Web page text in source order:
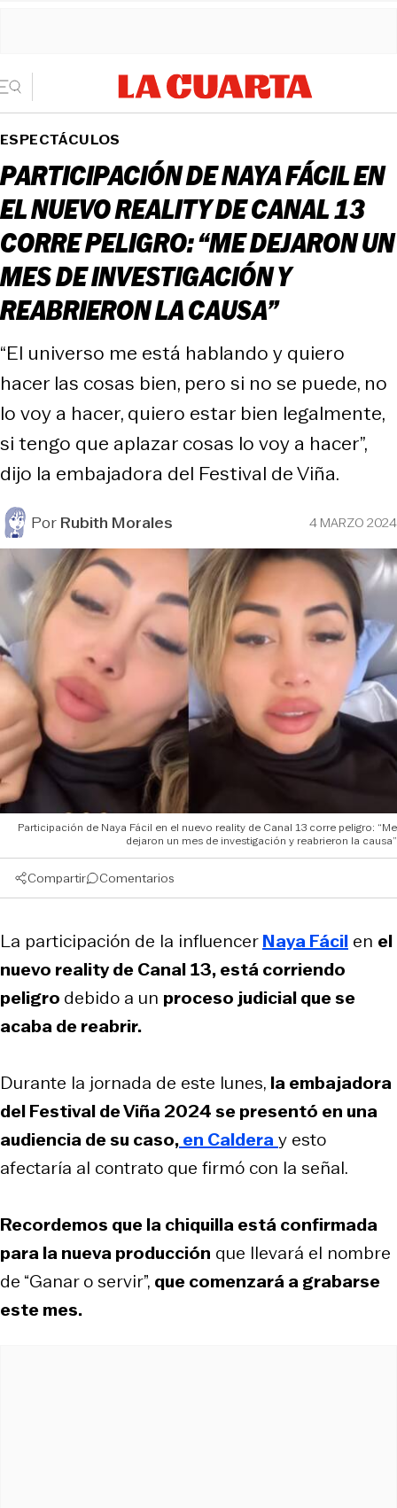
ESPECTÁCULOS
PARTICIPACIÓN DE NAYA FÁCIL EN
EL NUEVO REALITY DE CANAL 13
CORRE PELIGRO: “ME DEJARON UN
MES DE INVESTIGACIÓN Y
REABRIERON LA CAUSA”
“El universo me está hablando y quiero
hacer las cosas bien, pero si no se puede, no
lo voy a hacer, quiero estar bien legalmente,
si tengo que aplazar cosas lo voy a hacer”,
dijo la embajadora del Festival de Viña.
PorRubith Morales 4 MARZO 2024
Participación de Naya Fácil en el nuevo reality de Canal 13 corre peligro: “Me
dejaron un mes de investigación y reabrieron la causa”
Compartir Comentarios
La participación de la influencerNaya Fácil en el
nuevo reality de Canal 13, está corriendo
peligro debido a un proceso judicial que se
acaba de reabrir.
Durante la jornada de este lunes, la embajadora
del Festival de Viña 2024 se presentó en una
audiencia de su caso,en Calderay esto
afectaría al contrato que firmó con la señal.
Recordemos que la chiquilla está confirmada
para la nueva producción que llevará el nombre
de “Ganar o servir”, que comenzará a grabarse
este mes.